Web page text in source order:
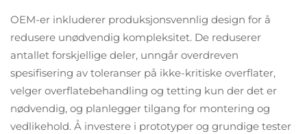
OEM-er inkluderer produksjonsvennlig design for å
redusere unødvendig kompleksitet. De reduserer
antallet forskjellige deler, unngår overdreven
spesifisering av toleranser på ikke-kritiske overflater,
velger overflatebehandling og tetting kun der det er
nødvendig, og planlegger tilgang for montering og
vedlikehold. Å investere i prototyper og grundige tester